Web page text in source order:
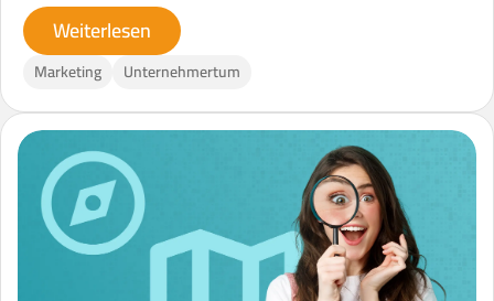
Weiterlesen
Marketing Unternehmertum